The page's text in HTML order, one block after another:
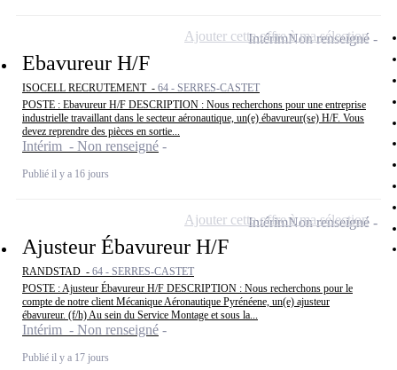
Ebavureur H/F
ISOCELL RECRUTEMENT - 64 - SERRES-CASTET
POSTE : Ebavureur H/F DESCRIPTION : Nous recherchons pour une entreprise
industrielle travaillant dans le secteur aéronautique, un(e) ébavureur(se) H/F. Vous
devez reprendre des pièces en sortie...
Intérim - Non renseigné
Publié il y a 16 jours
IntérimNon renseigné
Ajouter cette offre à ma sélection
Ajusteur Ébavureur H/F
RANDSTAD - 64 - SERRES-CASTET
POSTE : Ajusteur Ébavureur H/F DESCRIPTION : Nous recherchons pour le
compte de notre client Mécanique Aéronautique Pyrénéene, un(e) ajusteur
ébavureur. (f/h) Au sein du Service Montage et sous la...
Intérim - Non renseigné
Publié il y a 17 jours
IntérimNon renseigné
Ajouter cette offre à ma sélection